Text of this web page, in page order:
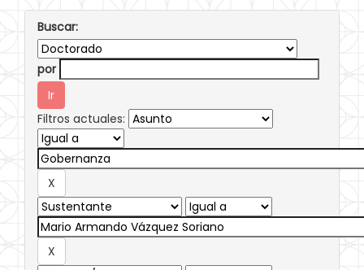
Buscar:
por
Filtros actuales: